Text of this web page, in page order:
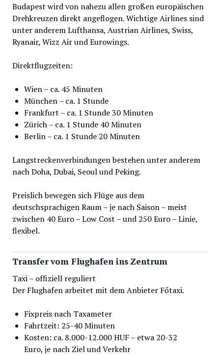
Budapest wird von nahezu allen großen europäischen
Drehkreuzen direkt angeflogen. Wichtige Airlines sind
unter anderem Lufthansa, Austrian Airlines, Swiss,
Ryanair, Wizz Air und Eurowings.
Direktflugzeiten:
Wien – ca. 45 Minuten
München – ca. 1 Stunde
Frankfurt – ca. 1 Stunde 30 Minuten
Zürich – ca. 1 Stunde 40 Minuten
Berlin – ca. 1 Stunde 20 Minuten
Langstreckenverbindungen bestehen unter anderem
nach Doha, Dubai, Seoul und Peking.
Preislich bewegen sich Flüge aus dem
deutschsprachigen Raum – je nach Saison – meist
zwischen 40 Euro – Low Cost – und 250 Euro – Linie,
flexibel.
Transfer vom Flughafen ins Zentrum
Taxi – offiziell reguliert
Der Flughafen arbeitet mit dem Anbieter Főtaxi.
Fixpreis nach Taxameter
Fahrtzeit: 25-40 Minuten
Kosten: ca. 8.000-12.000 HUF – etwa 20-32
Euro, je nach Ziel und Verkehr